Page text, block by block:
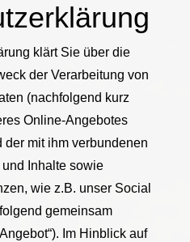
klärt Sie über die
der Verarbeitung von
(nachfolgend kurz
Online-Angebotes
der mit ihm verbundenen
Inhalte sowie
wie z.B. unser Social
gemeinsam
Im Hinblick auf